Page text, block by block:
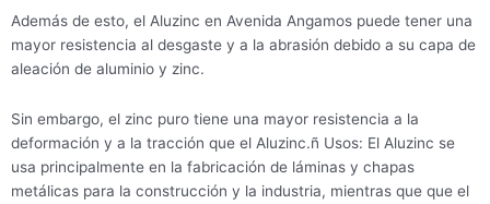
Además de esto, el Aluzinc en Avenida Angamos puede tener una
mayor resistencia al desgaste y a la abrasión debido a su capa de
aleación de aluminio y zinc.
Sin embargo, el zinc puro tiene una mayor resistencia a la
deformación y a la tracción que el Aluzinc.ñ Usos: El Aluzinc se
usa principalmente en la fabricación de láminas y chapas
metálicas para la construcción y la industria, mientras que que el